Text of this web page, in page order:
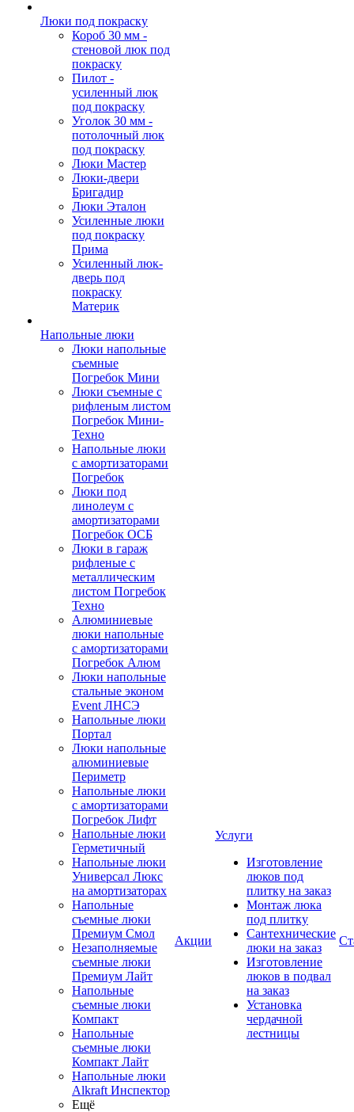
Люки под покраску
Короб 30 мм -
стеновой люк под
покраску
Пилот -
усиленный люк
под покраску
Уголок 30 мм -
потолочный люк
под покраску
Люки Мастер
Люки-двери
Бригадир
Люки Эталон
Усиленные люки
под покраску
Прима
Усиленный люк-
дверь под
покраску
Материк
Напольные люки
Люки напольные
съемные
Погребок Мини
Люки съемные с
рифленым листом
Погребок Мини-
Техно
Напольные люки
с амортизаторами
Погребок
Люки под
линолеум с
амортизаторами
Погребок ОСБ
Люки в гараж
рифленые с
металлическим
листом Погребок
Техно
Алюминиевые
люки напольные
с амортизаторами
Погребок Алюм
Люки напольные
стальные эконом
Event ЛНСЭ
Напольные люки
Портал
Люки напольные
алюминиевые
Периметр
Напольные люки
с амортизаторами
Погребок Лифт
Напольные люки
Герметичный
Напольные люки
Универсал Люкс
на амортизаторах
Напольные
съемные люки
Премиум Смол
Незаполняемые
съемные люки
Премиум Лайт
Напольные
съемные люки
Компакт
Напольные
съемные люки
Компакт Лайт
Напольные люки
Alkraft Инспектор
Ещё
Акции
Услуги
Изготовление
люков под
плитку на заказ
Монтаж люка
под плитку
Сантехнические
люки на заказ
Изготовление
люков в подвал
на заказ
Установка
чердачной
лестницы